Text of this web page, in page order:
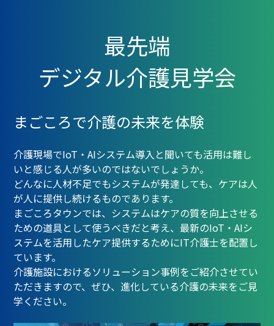
最先端
デジタル介護見学会
まごころで介護の未来を体験
介護現場でIoT・AIシステム導入と聞いても活用は難し
いと感じる人が多いのではないでしょうか。
どんなに人材不足でもシステムが発達しても、ケアは人
が人に提供し続けるものであります。
まごころタウンでは、システムはケアの質を向上させる
ための道具として使うべきだと考え、最新のIoT・AIシ
ステムを活用したケア提供するためにIT介護士を配置し
ています。
介護施設におけるソリューション事例をご紹介させてい
ただきますので、ぜひ、進化している介護の未来をご見
学ください。